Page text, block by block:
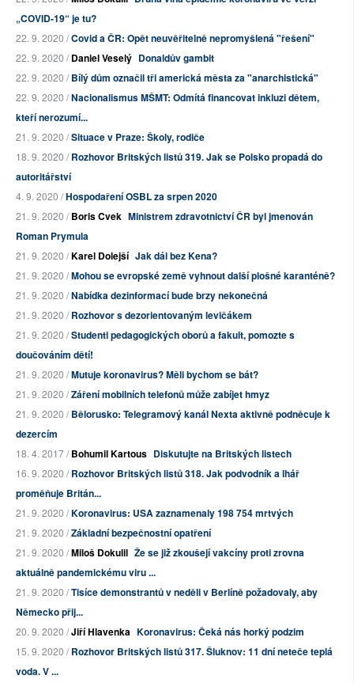
„COVID-19“ je tu?
22. 9. 2020 /Covid a ČR: Opět neuvěřitelně nepromyšlená "řešení"
22. 9. 2020 /Daniel Veselý Donaldův gambit
22. 9. 2020 /Bílý dům označil tři americká města za "anarchistická"
22. 9. 2020 /Nacionalismus MŠMT: Odmítá financovat inkluzi dětem,
kteří nerozumí...
21. 9. 2020 /Situace v Praze: Školy, rodiče
18. 9. 2020 /Rozhovor Britských listů 319. Jak se Polsko propadá do
autoritářství
4. 9. 2020 /Hospodaření OSBL za srpen 2020
21. 9. 2020 /Boris Cvek Ministrem zdravotnictví ČR byl jmenován
Roman Prymula
21. 9. 2020 /Karel Dolejší Jak dál bez Kena?
21. 9. 2020 /Mohou se evropské země vyhnout další plošné karanténě?
21. 9. 2020 /Nabídka dezinformací bude brzy nekonečná
21. 9. 2020 /Rozhovor s dezorientovaným levičákem
21. 9. 2020 /Studenti pedagogických oborů a fakult, pomozte s
doučováním dětí!
21. 9. 2020 /Mutuje koronavirus? Měli bychom se bát?
21. 9. 2020 /Záření mobilních telefonů může zabíjet hmyz
21. 9. 2020 /Bělorusko: Telegramový kanál Nexta aktivně podněcuje k
dezercím
18. 4. 2017 /Bohumil Kartous Diskutujte na Britských listech
16. 9. 2020 /Rozhovor Britských listů 318. Jak podvodník a lhář
proměňuje Britán...
21. 9. 2020 /Koronavirus: USA zaznamenaly 198 754 mrtvých
21. 9. 2020 /Základní bezpečnostní opatření
21. 9. 2020 /Miloš Dokulil Že se již zkoušejí vakcíny proti zrovna
aktuálně pandemickému viru ...
21. 9. 2020 /Tisíce demonstrantů v neděli v Berlíně požadovaly, aby
Německo přij...
20. 9. 2020 /Jiří Hlavenka Koronavirus: Čeká nás horký podzim
15. 9. 2020 /Rozhovor Britských listů 317. Šluknov: 11 dní neteče teplá
voda. V ...